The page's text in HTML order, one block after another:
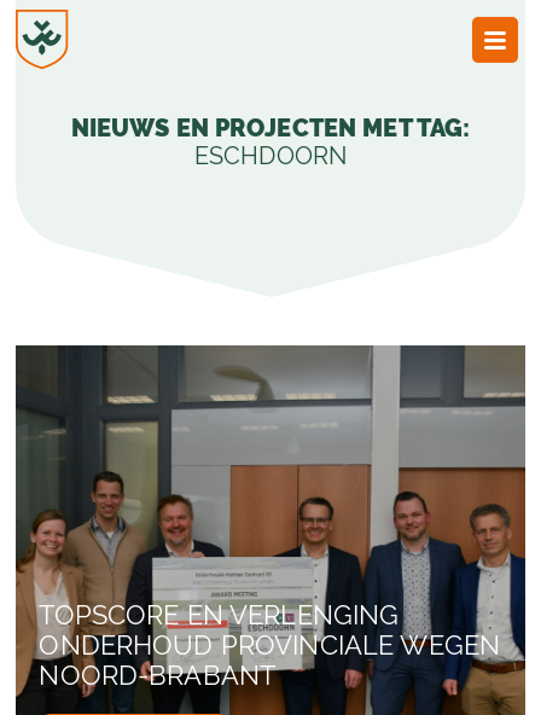
NIEUWS EN PROJECTEN MET TAG:
ESCHDOORN
TOPSCORE EN VERLENGING
ONDERHOUD PROVINCIALE WEGEN
NOORD-BRABANT